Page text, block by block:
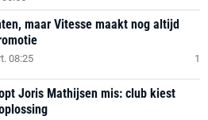
maar Vitesse maakt nog altijd
08:25 1
Joris Mathijsen mis: club kiest